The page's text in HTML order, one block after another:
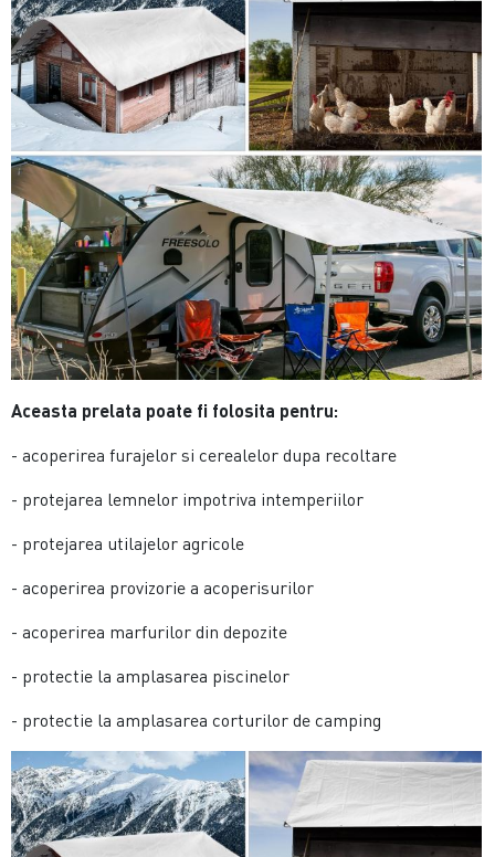
Aceasta prelata poate fi folosita pentru:
- acoperirea furajelor si cerealelor dupa recoltare
- protejarea lemnelor impotriva intemperiilor
- protejarea utilajelor agricole
- acoperirea provizorie a acoperisurilor
- acoperirea marfurilor din depozite
- protectie la amplasarea piscinelor
- protectie la amplasarea corturilor de camping